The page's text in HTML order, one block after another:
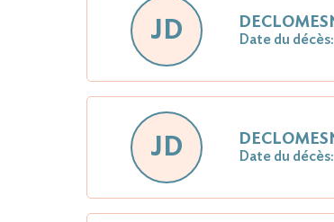
JD Date du décès:
JD Date du décès: